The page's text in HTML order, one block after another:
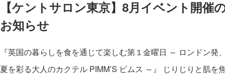
【ケントサロン東京】8月イベント開催
お知らせ
『英国の暮らしを食を通じて楽しむ第１金曜日 ～ ロンドン発、
夏を彩る大人のカクテル PIMM’S ピムス ～』 じりじりと肌を